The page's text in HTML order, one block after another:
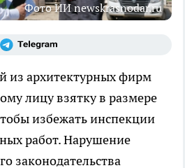
Фото ИИ newskrasnodar.ru
из архитектурных фирм
лицу взятку в размере
избежать инспекции
работ. Нарушение
законодательства